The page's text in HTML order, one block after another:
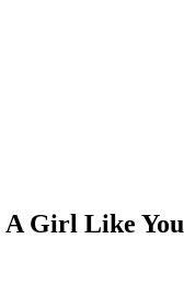
A Girl Like You